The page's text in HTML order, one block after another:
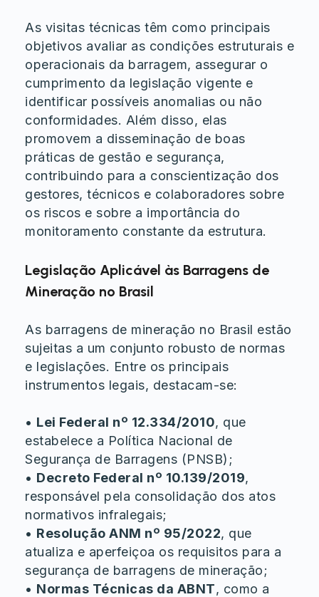
As visitas técnicas têm como principais
objetivos avaliar as condições estruturais e
operacionais da barragem, assegurar o
cumprimento da legislação vigente e
identificar possíveis anomalias ou não
conformidades. Além disso, elas
promovem a disseminação de boas
práticas de gestão e segurança,
contribuindo para a conscientização dos
gestores, técnicos e colaboradores sobre
os riscos e sobre a importância do
monitoramento constante da estrutura.
Legislação Aplicável às Barragens de
Mineração no Brasil
As barragens de mineração no Brasil estão
sujeitas a um conjunto robusto de normas
e legislações. Entre os principais
instrumentos legais, destacam-se:
• Lei Federal nº 12.334/2010, que
estabelece a Política Nacional de
Segurança de Barragens (PNSB);
• Decreto Federal nº 10.139/2019,
responsável pela consolidação dos atos
normativos infralegais;
• Resolução ANM nº 95/2022, que
atualiza e aperfeiçoa os requisitos para a
segurança de barragens de mineração;
• Normas Técnicas da ABNT, como a